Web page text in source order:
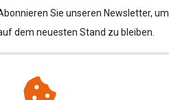
Sie unseren Newsletter, um
dem neuesten Stand zu bleiben.